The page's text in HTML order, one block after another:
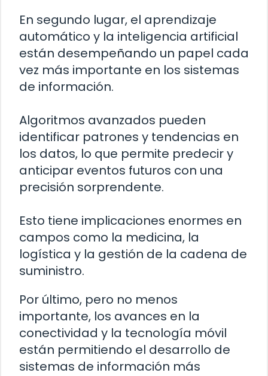
En segundo lugar, el aprendizaje
automático y la inteligencia artificial
están desempeñando un papel cada
vez más importante en los sistemas
de información.
Algoritmos avanzados pueden
identificar patrones y tendencias en
los datos, lo que permite predecir y
anticipar eventos futuros con una
precisión sorprendente.
Esto tiene implicaciones enormes en
campos como la medicina, la
logística y la gestión de la cadena de
suministro.
Por último, pero no menos
importante, los avances en la
conectividad y la tecnología móvil
están permitiendo el desarrollo de
sistemas de información más